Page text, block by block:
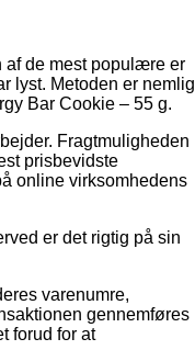
af de mest populære er
lyst. Metoden er nemlig
Bar Cookie – 55 g.
Fragtmuligheden
prisbevidste
online virksomhedens
er det rigtig på sin
varenumre,
gennemføres
forud for at